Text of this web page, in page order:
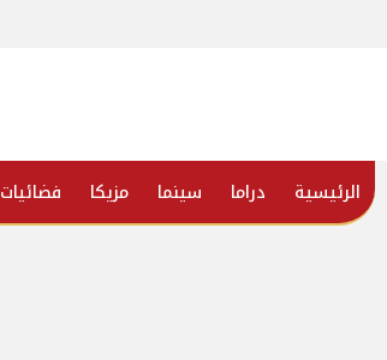
الرئيسية دراما سينما مزيكا فضائيات